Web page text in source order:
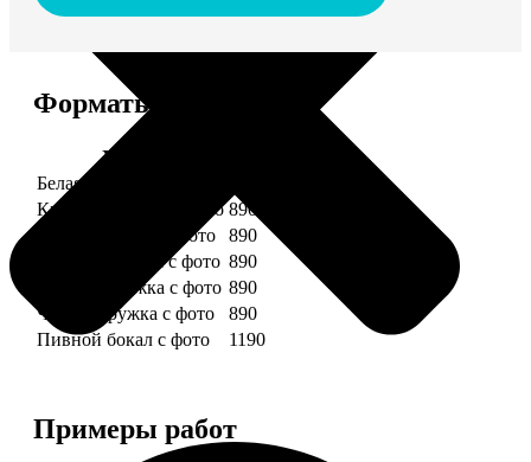
Форматы и цены
Услуга
Белая кружка с фото
Красная кружка с фото 890
Желтая кружка с фото
890
Зеленая кружка с фото 890
Голубая кружка с фото 890
Черная кружка с фото
890
Пивной бокал с фото
1190
Примеры работ